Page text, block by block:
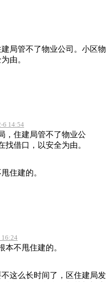
局管不了物业公司。小区物
由。
6 14:54
，住建局管不了物业公
找借口，以安全为由。
住建的。
16:24
本不甩住建的。
这么长时间了，区住建局发